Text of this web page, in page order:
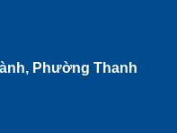
Phường Thanh